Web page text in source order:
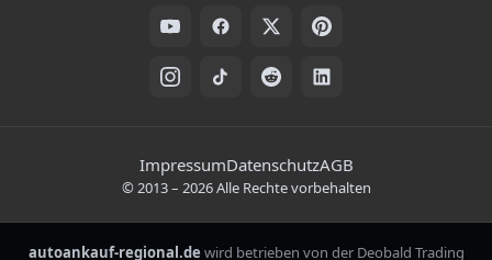
Folge uns auf Social Media
Rechtliche HinweiseImpressumDatenschutzAGB
© 2013– 2026Alle Rechte vorbehalten
autoankauf-regional.de wird betrieben von der Deobald Trading